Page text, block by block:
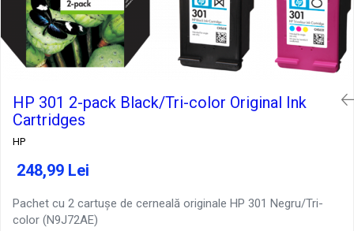
HP 301 2-pack Black/Tri-color Original Ink
Cartridges
HP
248,99 Lei
Pachet cu 2 cartuşe de cerneală originale HP 301 Negru/Tri-
color (N9J72AE)